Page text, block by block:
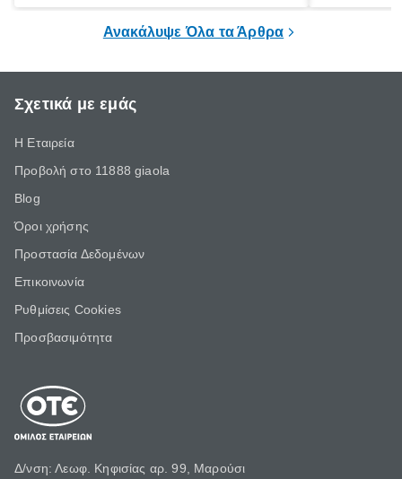
Ανακάλυψε Όλα τα Άρθρα
Σχετικά με εμάς
Η Εταιρεία
Προβολή στο 11888 giaola
Blog
Όροι χρήσης
Προστασία Δεδομένων
Επικοινωνία
Ρυθμίσεις Cookies
Προσβασιμότητα
Δ/νση: Λεωφ. Κηφισίας αρ. 99, Μαρούσι